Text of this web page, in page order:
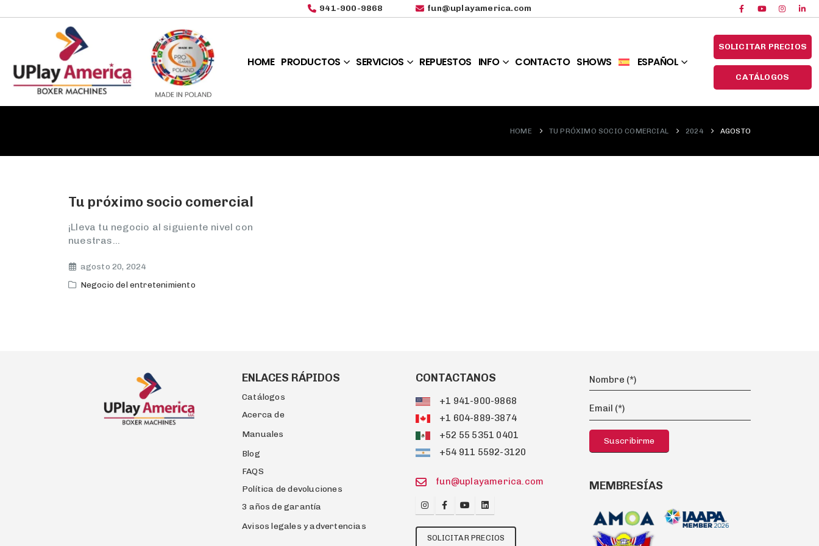
941-900-9868 fun@uplayamerica.com
HOME PRODUCTOS SERVICIOS REPUESTOS INFO CONTACTO SHOWS ESPAÑOL
SOLICITAR PRECIOS
CATÁLOGOS
HOME TU PRÓXIMO SOCIO COMERCIAL 2024 AGOSTO
Tu próximo socio comercial
¡Lleva tu negocio al siguiente nivel con
nuestras...
agosto 20, 2024
Negocio del entretenimiento
ENLACES RÁPIDOS
Catálogos
Acerca de
Manuales
Blog
FAQS
Política de devoluciones
3 años de garantía
Avisos legales y advertencias
CONTACTANOS
+1 941-900-9868
+1 604-889-3874
+52 55 5351 0401
+54 911 5592-3120
fun@uplayamerica.com
SOLICITAR PRECIOS
MEMBRESÍAS